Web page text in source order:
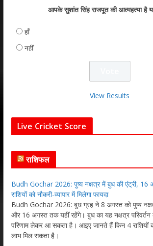
आपके सुशांत सिंह राजपूत की आत्महत्या है
हाँ
नहीं
View Results
Live Cricket Score
राशिफल
Budh Gochar 2026: पुष्य नक्षत्र में बुध की एंट्री,
राशियों को नौकरी-व्यापार में मिलेगा फायदा
Budh Gochar 2026: बुध ग्रह ने 8 अगस्त को पुष्य
और 16 अगस्त तक यहीं रहेंगे। बुध का यह नक्षत्र परिवर्तन
परिणाम लेकर आ सकता है। आइए जानते हैं किन 4 राशियों
लाभ मिल सकता है।